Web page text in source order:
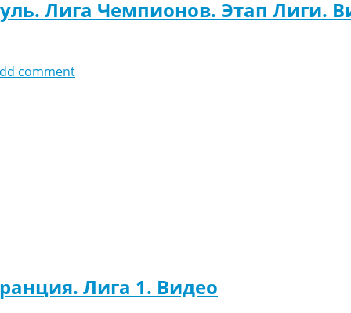
Лига Чемпионов. Этап Лиги.
comment
Лига 1. Видео